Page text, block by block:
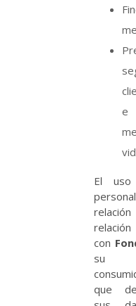
e
El
con
su
que